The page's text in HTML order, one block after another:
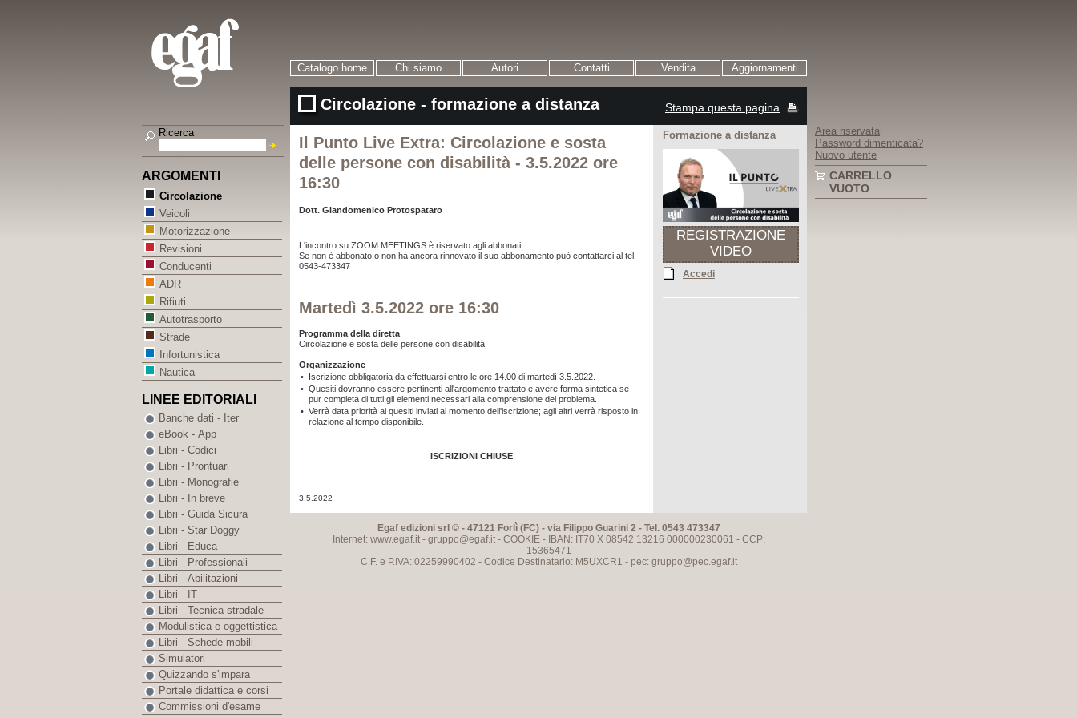
Catalogo home Chi siamo Autori Contatti Vendita Aggiornamenti
Circolazione - formazione a distanza Stampa questa pagina
Il Punto Live Extra: Circolazione e sosta
delle persone con disabilità - 3.5.2022 ore
16:30
Dott. Giandomenico Protospataro
L'incontro su ZOOM MEETINGS è riservato agli abbonati.
Se non è abbonato o non ha ancora rinnovato il suo abbonamento può contattarci al tel.
0543-473347
Martedì 3.5.2022 ore 16:30
Programma della diretta
Circolazione e sosta delle persone con disabilità.
Organizzazione
• Iscrizione obbligatoria da effettuarsi entro le ore 14.00 di martedì 3.5.2022.
• Quesiti dovranno essere pertinenti all'argomento trattato e avere forma sintetica se
pur completa di tutti gli elementi necessari alla comprensione del problema.
• Verrà data priorità ai quesiti inviati al momento dell'iscrizione; agli altri verrà risposto in
relazione al tempo disponibile.
ISCRIZIONI CHIUSE
3.5.2022
Formazione a distanza
REGISTRAZIONE
VIDEO
Accedi
Egaf edizioni srl © - 47121 Forlì (FC) - via Filippo Guarini 2 - Tel. 0543 473347
Internet: www.egaf.it - gruppo@egaf.it- COOKIE- IBAN: IT70 X 08542 13216 000000230061 - CCP:
15365471
C.F. e P.IVA: 02259990402 - Codice Destinatario: M5UXCR1 - pec: gruppo@pec.egaf.it
Ricerca
ARGOMENTI
Circolazione
Veicoli
Motorizzazione
Revisioni
Conducenti
ADR
Rifiuti
Autotrasporto
Strade
Infortunistica
Nautica
LINEE EDITORIALI
Banche dati - Iter
eBook - App
Libri - Codici
Libri - Prontuari
Libri - Monografie
Libri - In breve
Libri - Guida Sicura
Libri - Star Doggy
Libri - Educa
Libri - Professionali
Libri - Abilitazioni
Libri - IT
Libri - Tecnica stradale
Modulistica e oggettistica
Libri - Schede mobili
Simulatori
Quizzando s'impara
Portale didattica e corsi
Commissioni d'esame
Area riservata
Password dimenticata?
Nuovo utente
CARRELLO
VUOTO